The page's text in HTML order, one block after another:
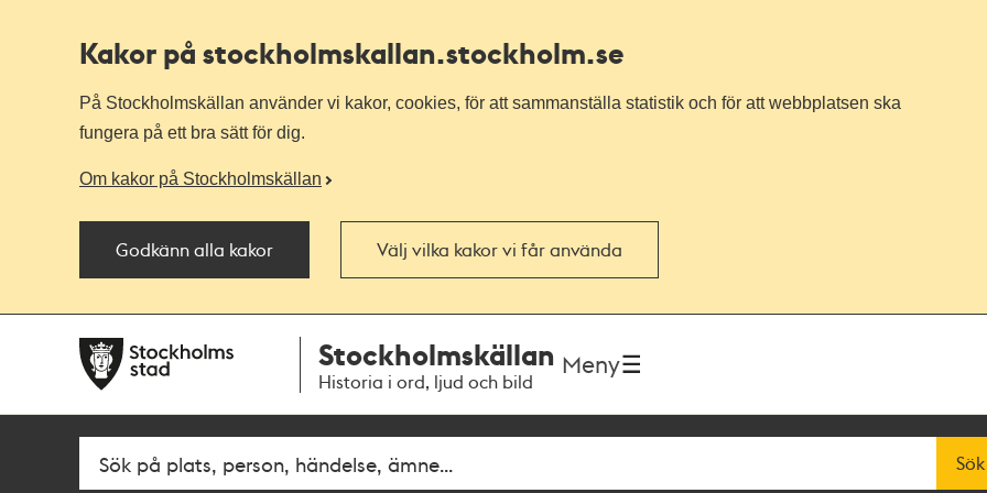
Kakor på stockholmskallan.stockholm.se
På Stockholmskällan använder vi kakor, cookies, för att sammanställa statistik och för att webbplatsen ska
fungera på ett bra sätt för dig.
Om kakor på Stockholmskällan
Godkänn alla kakor Välj vilka kakor vi får använda
navigationen
huvudinnehållet
Stockholmskällan
Historia i ord, ljud och bild
Meny
Fritextsök Sök